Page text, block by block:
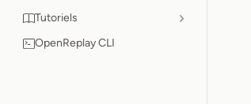
Tutoriels
OpenReplay CLI